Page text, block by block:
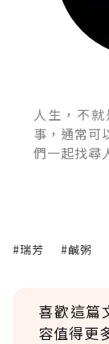
人生，不
事，通常可
們一起找尋
#瑞芳 #鹹粥
喜歡這篇
容值得更